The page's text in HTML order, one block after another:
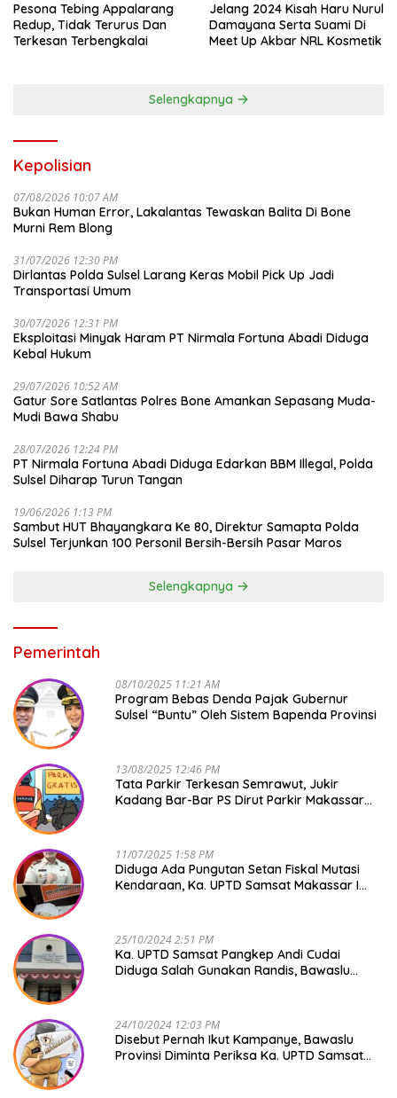
Pesona Tebing Appalarang
Redup, Tidak Terurus Dan
Terkesan Terbengkalai
Jelang 2024 Kisah Haru Nurul
Damayana Serta Suami Di
Meet Up Akbar NRL Kosmetik
Selengkapnya
Kepolisian
07/08/2026 10:07 AM
Bukan Human Error, Lakalantas Tewaskan Balita Di Bone
Murni Rem Blong
31/07/2026 12:30 PM
Dirlantas Polda Sulsel Larang Keras Mobil Pick Up Jadi
Transportasi Umum
30/07/2026 12:31 PM
Eksploitasi Minyak Haram PT Nirmala Fortuna Abadi Diduga
Kebal Hukum
29/07/2026 10:52 AM
Gatur Sore Satlantas Polres Bone Amankan Sepasang Muda-
Mudi Bawa Shabu
28/07/2026 12:24 PM
PT Nirmala Fortuna Abadi Diduga Edarkan BBM Illegal, Polda
Sulsel Diharap Turun Tangan
19/06/2026 1:13 PM
Sambut HUT Bhayangkara Ke 80, Direktur Samapta Polda
Sulsel Terjunkan 100 Personil Bersih-Bersih Pasar Maros
Selengkapnya
Pemerintah
08/10/2025 11:21 AM
Program Bebas Denda Pajak Gubernur
Sulsel “Buntu” Oleh Sistem Bapenda Provinsi
13/08/2025 12:46 PM
Tata Parkir Terkesan Semrawut, Jukir
Kadang Bar-Bar PS Dirut Parkir Makassar
11/07/2025 1:58 PM
Diduga Ada Pungutan Setan Fiskal Mutasi
Kendaraan, Ka. UPTD Samsat Makassar I
25/10/2024 2:51 PM
Ka. UPTD Samsat Pangkep Andi Cudai
Diduga Salah Gunakan Randis, Bawaslu
24/10/2024 12:03 PM
Disebut Pernah Ikut Kampanye, Bawaslu
Provinsi Diminta Periksa Ka. UPTD Samsat